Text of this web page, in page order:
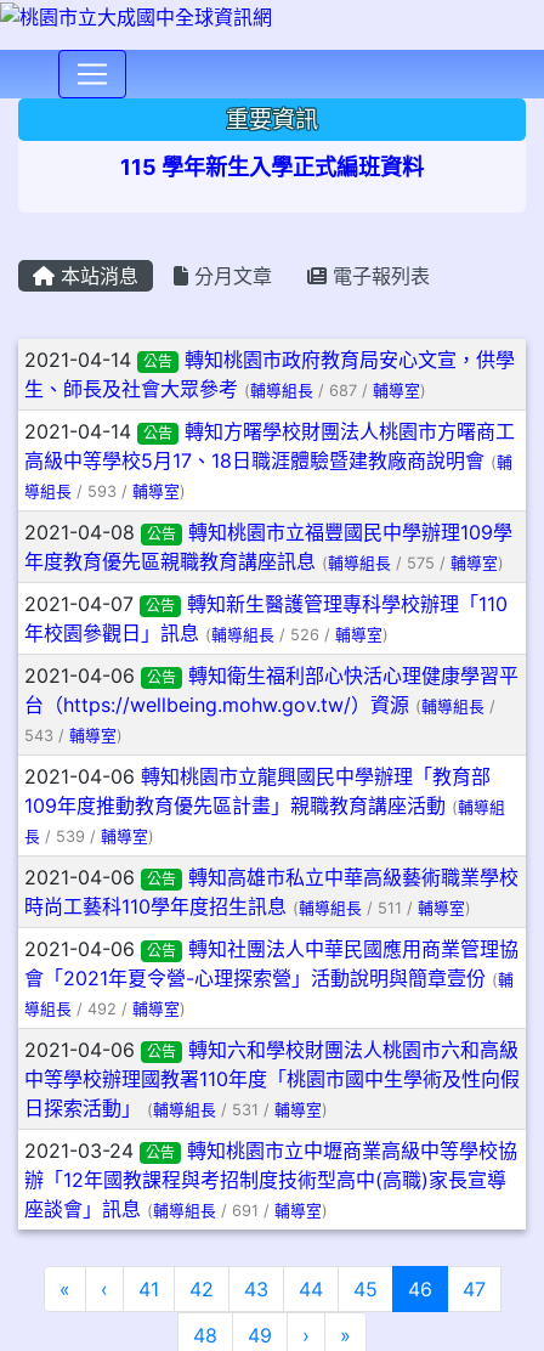
重要資訊
115 學年新生入學正式編班資料
本站消息 分月文章 電子報列表
文章列表
2021-04-14 公告
轉知桃園市政府教育局安心文宣，供學
生、師長及社會大眾參考 (輔導組長 / 687 / 輔導室)
2021-04-14 公告
轉知方曙學校財團法人桃園市方曙商工
高級中等學校5月17、18日職涯體驗暨建教廠商說明會 (輔
導組長 / 593 / 輔導室)
2021-04-08 公告
轉知桃園市立福豐國民中學辦理109學
年度教育優先區親職教育講座訊息 (輔導組長 / 575 / 輔導室)
2021-04-07 公告
轉知新生醫護管理專科學校辦理「110
年校園參觀日」訊息 (輔導組長 / 526 / 輔導室)
2021-04-06 公告
轉知衛生福利部心快活心理健康學習平
台（https://wellbeing.mohw.gov.tw/）資源 (輔導組長 /
543 / 輔導室)
2021-04-06 轉知桃園市立龍興國民中學辦理「教育部
109年度推動教育優先區計畫」親職教育講座活動 (輔導組
長 / 539 / 輔導室)
2021-04-06 公告
轉知高雄市私立中華高級藝術職業學校
時尚工藝科110學年度招生訊息 (輔導組長 / 511 / 輔導室)
2021-04-06 公告
轉知社團法人中華民國應用商業管理協
會「2021年夏令營-心理探索營」活動說明與簡章壹份 (輔
導組長 / 492 / 輔導室)
2021-04-06 公告
轉知六和學校財團法人桃園市六和高級
中等學校辦理國教署110年度「桃園市國中生學術及性向假
日探索活動」
(輔導組長 / 531 / 輔導室)
2021-03-24 公告
轉知桃園市立中壢商業高級中等學校協
辦「12年國教課程與考招制度技術型高中(高職)家長宣導
座談會」訊息 (輔導組長 / 691 / 輔導室)
« 第一頁
‹上一頁
41 42 43 44 45 46(目前頁次)
47
48
49 ›下一頁
»最後頁